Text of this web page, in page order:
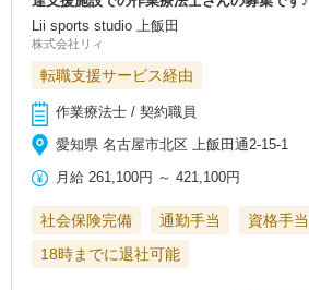
Lii sports studio 上飯田
株式会社リィ
転職支援サービス経由
作業療法士 / 契約職員
愛知県 名古屋市北区 上飯田通2‐15‐1
月給 261,100円 ～421,100円
社会保険完備 通勤手当 資格手当
18時までに退社可能